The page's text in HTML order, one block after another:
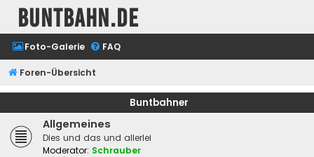
buntbahn.de
Foto-Galerie FAQ
Foren-Übersicht
Buntbahner
Allgemeines
Dies und das und allerlei
Moderator: Schrauber